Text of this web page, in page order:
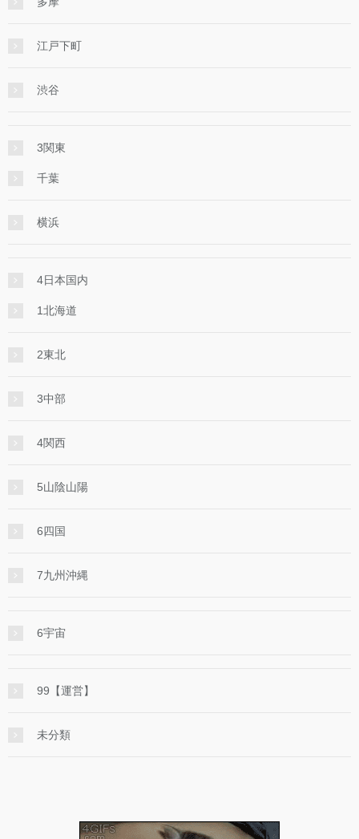
江戸下町
渋谷
3関東
千葉
横浜
4日本国内
1北海道
2東北
3中部
4関西
5山陰山陽
6四国
7九州沖縄
6宇宙
99【運営】
未分類